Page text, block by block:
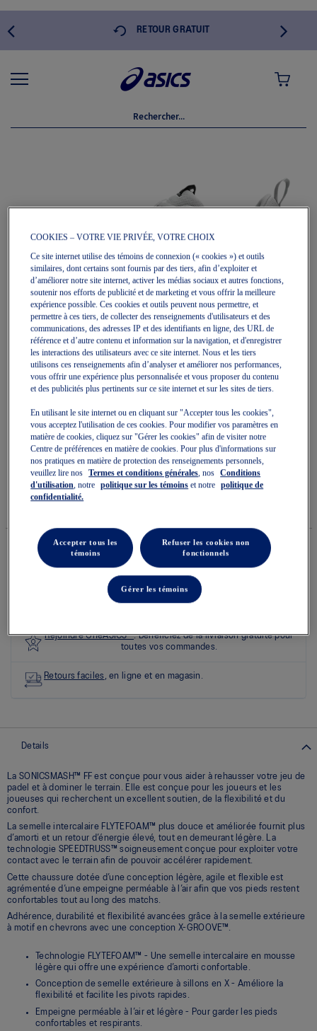
DE
RETOUR GRATUIT
MON
images
beginning
images
gallery
SONICSMASH FF
Chaussures De Padel Pour Hommes
Aucune
cote
pour
moyenne
les
vers
(0) Écrire un avis
200,00 $
DISPONIBLE
Ajouter au panier
Rejoindre OneASICS™. Bénéficiez de la livraison gratuite pour
toutes vos commandes.
Retours faciles , en ligne et en magasin.
Details
La SONICSMASH™ FF est conçue pour vous aider à rehausser votre jeu de
padel et à dominer le terrain. Elle est conçue pour les joueurs et les
joueuses qui recherchent un excellent soutien, de la flexibilité et du
confort.
La semelle intercalaire FLYTEFOAM™ plus douce et améliorée fournit plus
d’amorti et un retour d’énergie élevé, tout en demeurant légère. La
technologie SPEEDTRUSS™ soigneusement conçue pour exploiter votre
contact avec le terrain afin de pouvoir accélérer rapidement.
Cette chaussure dotée d’une conception légère, agile et flexible est
agrémentée d’une empeigne perméable à l’air afin que vos pieds restent
confortables tout au long des matchs.
Adhérence, durabilité et flexibilité avancées grâce à la semelle extérieure
à motif en chevrons avec une conception X-GROOVE™.
Technologie FLYTEFOAM™ - Une semelle intercalaire en mousse
légère qui offre une expérience d’amorti confortable.
Conception de semelle extérieure à sillons en X - Améliore la
flexibilité et facilite les pivots rapides.
Empeigne perméable à l’air et légère - Pour garder les pieds
confortables et respirants.
COOKIES – VOTRE VIE PRIVÉE, VOTRE CHOIX
Ce site internet utilise des témoins de connexion (« cookies ») et outils
similaires, dont certains sont fournis par des tiers, afin d’exploiter et
d’améliorer notre site internet, activer les médias sociaux et autres fonctions,
soutenir nos efforts de publicité et de marketing et vous offrir la meilleure
expérience possible. Ces cookies et outils peuvent nous permettre, et
permettre à ces tiers, de collecter des renseignements d'utilisateurs et des
communications, des adresses IP et des identifiants en ligne, des URL de
référence et d’autre contenu et information sur la navigation, et d'enregistrer
les interactions des utilisateurs avec ce site internet. Nous et les tiers
utilisons ces renseignements afin d’analyser et améliorer nos performances,
vous offrir une expérience plus personnalisée et vous proposer du contenu
et des publicités plus pertinents sur ce site internet et sur les sites de tiers.
En utilisant le site internet ou en cliquant sur "Accepter tous les cookies",
vous acceptez l'utilisation de ces cookies. Pour modifier vos paramètres en
matière de cookies, cliquez sur "Gérer les cookies" afin de visiter notre
Centre de préférences en matière de cookies. Pour plus d'informations sur
nos pratiques en matière de protection des renseignements personnels,
veuillez lire nos
Termes et conditions générales , nos
Conditions
d'utilisation , notre politique sur les témoins et notre
politique de
confidentialité.
Refuser les cookies non
fonctionnels
Accepter tous les
témoins
Gérer les témoins